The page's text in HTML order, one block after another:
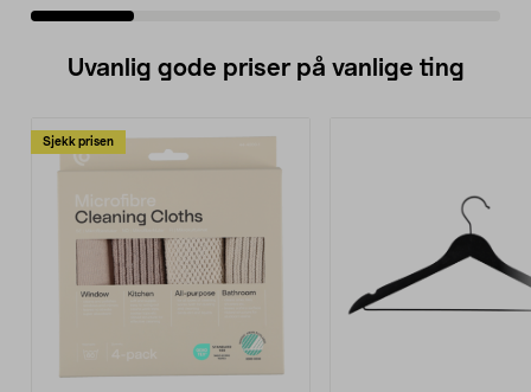
Uvanlig gode priser på vanlige ting
Sjekk prisen